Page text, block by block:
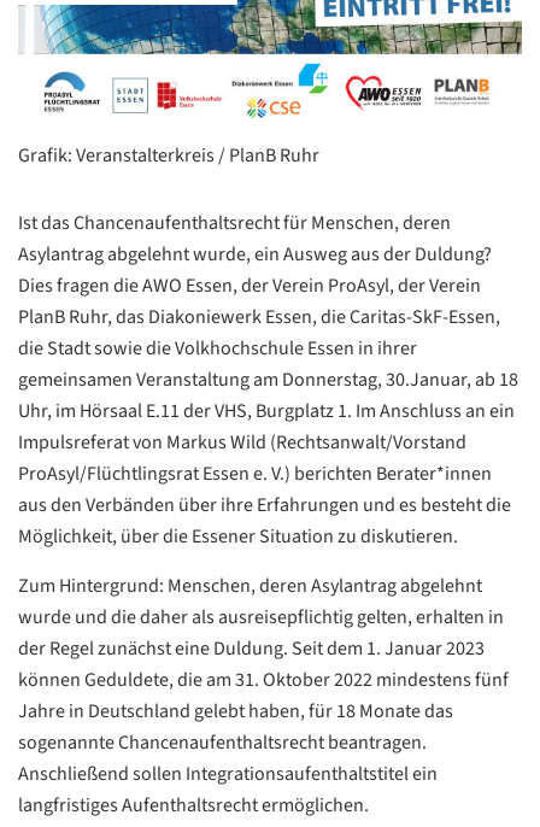
Grafik: Veranstalterkreis / PlanB Ruhr
Ist das Chancenaufenthaltsrecht für Menschen, deren
Asylantrag abgelehnt wurde, ein Ausweg aus der Duldung?
Dies fragen die AWO Essen, der Verein ProAsyl, der Verein
PlanB Ruhr, das Diakoniewerk Essen, die Caritas-SkF-Essen,
die Stadt sowie die Volkhochschule Essen in ihrer
gemeinsamen Veranstaltung am Donnerstag, 30.Januar, ab 18
Uhr, im Hörsaal E.11 der VHS, Burgplatz 1. Im Anschluss an ein
Impulsreferat von Markus Wild (Rechtsanwalt/Vorstand
ProAsyl/Flüchtlingsrat Essen e. V.) berichten Berater*innen
aus den Verbänden über ihre Erfahrungen und es besteht die
Möglichkeit, über die Essener Situation zu diskutieren.
Zum Hintergrund: Menschen, deren Asylantrag abgelehnt
wurde und die daher als ausreisepflichtig gelten, erhalten in
der Regel zunächst eine Duldung. Seit dem 1. Januar 2023
können Geduldete, die am 31. Oktober 2022 mindestens fünf
Jahre in Deutschland gelebt haben, für 18 Monate das
sogenannte Chancenaufenthaltsrecht beantragen.
Anschließend sollen Integrationsaufenthaltstitel ein
langfristiges Aufenthaltsrecht ermöglichen.
Datenschutzerklärung
ZURÜCK
Datenschutzerklärung
Google
Datenschutzerklärung
Übersetzen
/
Translate
ZURÜCK